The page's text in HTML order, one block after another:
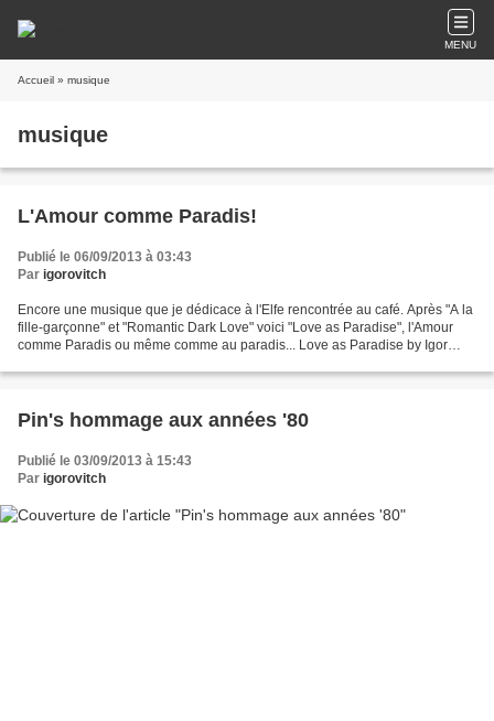
MENU
Accueil » musique
musique
L'Amour comme Paradis!
Publié le 06/09/2013 à 03:43
Par igorovitch
Encore une musique que je dédicace à l'Elfe rencontrée au café. Après "A la
fille-garçonne" et "Romantic Dark Love" voici "Love as Paradise", l'Amour
comme Paradis ou même comme au paradis... Love as Paradise by Igor
Pin's hommage aux années '80
Publié le 03/09/2013 à 15:43
Par igorovitch